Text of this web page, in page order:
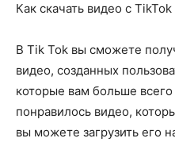
Как скачать видео с TikTok
В Tik Tok вы сможете
видео, созданных
которые вам больше всего
понравилось видео,
вы можете загрузить его